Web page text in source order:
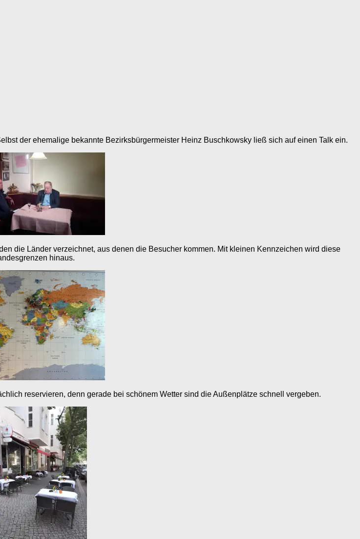
der ehemalige bekannte Bezirksbürgermeister Heinz Buschkowsky ließ sich auf einen Talk ein.
die Länder verzeichnet, aus denen die Besucher kommen. Mit kleinen Kennzeichen wird diese
hinaus.
reservieren, denn gerade bei schönem Wetter sind die Außenplätze schnell vergeben.